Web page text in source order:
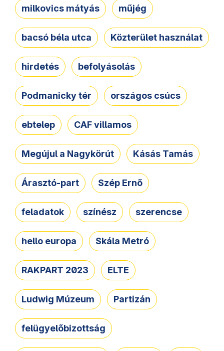
milkovics mátyás műjég
bacsó béla utca Közterület használat
hirdetés befolyásolás
Podmanicky tér országos csúcs
ebtelep CAF villamos
Megújul a Nagykörút Kásás Tamás
Árasztó-part Szép Ernő
feladatok színész szerencse
hello europa Skála Metró
RAKPART 2023 ELTE
Ludwig Múzeum Partizán
felügyelőbizottság